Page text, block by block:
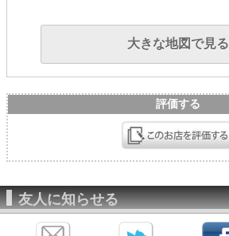
大きな地図で見る
評価する
友人に知らせる